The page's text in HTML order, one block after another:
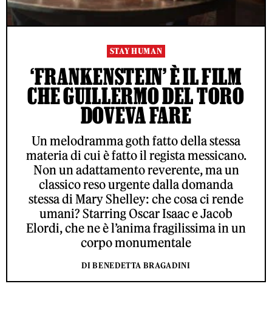
STAY HUMAN
‘FRANKENSTEIN’ È IL FILM
CHE GUILLERMO DEL TORO
DOVEVA FARE
Un melodramma goth fatto della stessa
materia di cui è fatto il regista messicano.
Non un adattamento reverente, ma un
classico reso urgente dalla domanda
stessa di Mary Shelley: che cosa ci rende
umani? Starring Oscar Isaac e Jacob
Elordi, che ne è l’anima fragilissima in un
corpo monumentale
DI BENEDETTA BRAGADINI